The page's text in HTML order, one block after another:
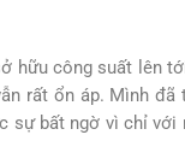
hữu công suất lên
rất ổn áp. Mình
sự bất ngờ vì chỉ với